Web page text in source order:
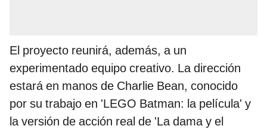
El proyecto reunirá, además, a un
experimentado equipo creativo. La dirección
estará en manos de Charlie Bean, conocido
por su trabajo en 'LEGO Batman: la película' y
la versión de acción real de 'La dama y el